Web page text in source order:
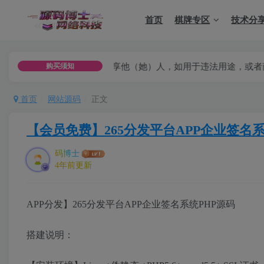
首页 棋牌专区 技术分
购买须知
于商用以及分享他（她）人，如用于违法用途，或者商业用途，
首页 网站源码 正文
【会员免费】265分发平台APP企业签名
码博士
4年前更新
APP分发】265分发平台APP企业签名系统PHP源码
搭建说明：